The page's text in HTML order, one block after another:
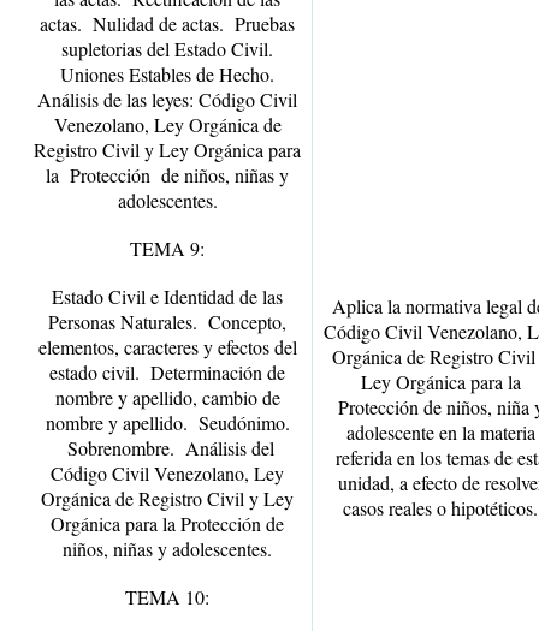
actas. Nulidad de actas. Pruebas
supletorias del Estado Civil.
Uniones Estables de Hecho.
Análisis de las leyes: Código Civil
Venezolano, Ley Orgánica de
Registro Civil y Ley Orgánica para
la Protección de niños, niñas y
adolescentes.
TEMA 9:
Estado Civil e Identidad de las
Personas Naturales. Concepto,
elementos, caracteres y efectos del
estado civil. Determinación de
nombre y apellido, cambio de
nombre y apellido. Seudónimo.
Sobrenombre. Análisis del
Código Civil Venezolano, Ley
Orgánica de Registro Civil y Ley
Orgánica para la Protección de
niños, niñas y adolescentes.
TEMA 10:
Aplica la normativa legal
Código Civil Venezolano,
Orgánica de Registro
Ley Orgánica para la
Protección de niños, niña
adolescente en la materia
referida en los temas de
unidad, a efecto de
casos reales o hipotéticos.